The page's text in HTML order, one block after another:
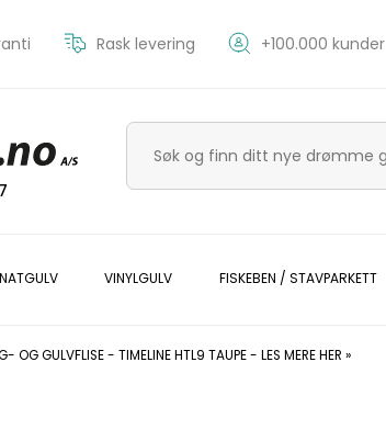
Rask levering +100.000 kunder
VINYLGULV FISKEBEN / STAVPARKETT
OG GULVFLISE - TIMELINE HTL9 TAUPE - LES MERE HER »